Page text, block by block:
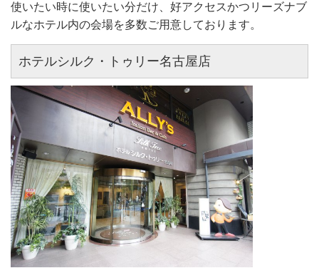
使いたい時に使いたい分だけ、好アクセスかつリーズナブ
ルなホテル内の会場を多数ご用意しております。
ホテルシルク・トゥリー名古屋店